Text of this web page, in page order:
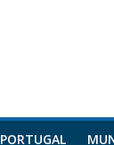
PORTUGAL